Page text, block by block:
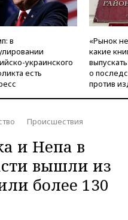
в
украинского
есть
«Рынок
какие
о
против
Происшествия
и Непа в
вышли из
более 130